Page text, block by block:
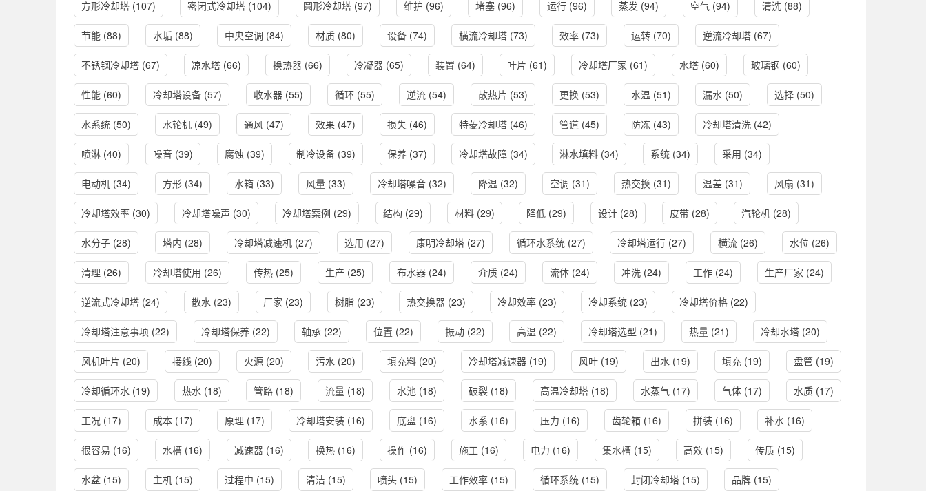
方形冷却塔 (107) 密闭式冷却塔 (104) 圆形冷却塔 (97) 维护 (96) 堵塞 (96) 运行 (96) 蒸发 (94) 空气 (94) 清洗 (88)
节能 (88) 水垢 (88) 中央空调 (84) 材质 (80) 设备 (74) 横流冷却塔 (73) 效率 (73) 运转 (70) 逆流冷却塔 (67)
不锈钢冷却塔 (67) 凉水塔 (66) 换热器 (66) 冷凝器 (65) 装置 (64) 叶片 (61) 冷却塔厂家 (61) 水塔 (60) 玻璃钢 (60)
性能 (60) 冷却塔设备 (57) 收水器 (55) 循环 (55) 逆流 (54) 散热片 (53) 更换 (53) 水温 (51) 漏水 (50) 选择 (50)
水系统 (50) 水轮机 (49) 通风 (47) 效果 (47) 损失 (46) 特菱冷却塔 (46) 管道 (45) 防冻 (43) 冷却塔清洗 (42)
喷淋 (40) 噪音 (39) 腐蚀 (39) 制冷设备 (39) 保养 (37) 冷却塔故障 (34) 淋水填料 (34) 系统 (34) 采用 (34)
电动机 (34) 方形 (34) 水箱 (33) 风量 (33) 冷却塔噪音 (32) 降温 (32) 空调 (31) 热交换 (31) 温差 (31) 风扇 (31)
冷却塔效率 (30) 冷却塔噪声 (30) 冷却塔案例 (29) 结构 (29) 材料 (29) 降低 (29) 设计 (28) 皮带 (28) 汽轮机 (28)
水分子 (28) 塔内 (28) 冷却塔减速机 (27) 选用 (27) 康明冷却塔 (27) 循环水系统 (27) 冷却塔运行 (27) 横流 (26) 水位 (26)
清理 (26) 冷却塔使用 (26) 传热 (25) 生产 (25) 布水器 (24) 介质 (24) 流体 (24) 冲洗 (24) 工作 (24) 生产厂家 (24)
逆流式冷却塔 (24) 散水 (23) 厂家 (23) 树脂 (23) 热交换器 (23) 冷却效率 (23) 冷却系统 (23) 冷却塔价格 (22)
冷却塔注意事项 (22) 冷却塔保养 (22) 轴承 (22) 位置 (22) 振动 (22) 高温 (22) 冷却塔选型 (21) 热量 (21) 冷却水塔 (20)
风机叶片 (20) 接线 (20) 火源 (20) 污水 (20) 填充料 (20) 冷却塔减速器 (19) 风叶 (19) 出水 (19) 填充 (19) 盘管 (19)
冷却循环水 (19) 热水 (18) 管路 (18) 流量 (18) 水池 (18) 破裂 (18) 高温冷却塔 (18) 水蒸气 (17) 气体 (17) 水质 (17)
工况 (17) 成本 (17) 原理 (17) 冷却塔安装 (16) 底盘 (16) 水系 (16) 压力 (16) 齿轮箱 (16) 拼装 (16) 补水 (16)
很容易 (16) 水槽 (16) 减速器 (16) 换热 (16) 操作 (16) 施工 (16) 电力 (16) 集水槽 (15) 高效 (15) 传质 (15)
水盆 (15) 主机 (15) 过程中 (15) 清洁 (15) 喷头 (15) 工作效率 (15) 循环系统 (15) 封闭冷却塔 (15) 品牌 (15)